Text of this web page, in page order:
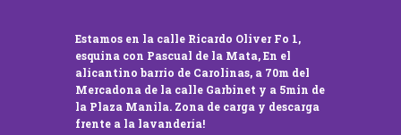
Estamos en la calle Ricardo Oliver Fo 1,
esquina con Pascual de la Mata, En el
alicantino barrio de Carolinas, a 70m del
Mercadona de la calle Garbinet y a 5min de
la Plaza Manila. Zona de carga y descarga
frente a la lavandería!